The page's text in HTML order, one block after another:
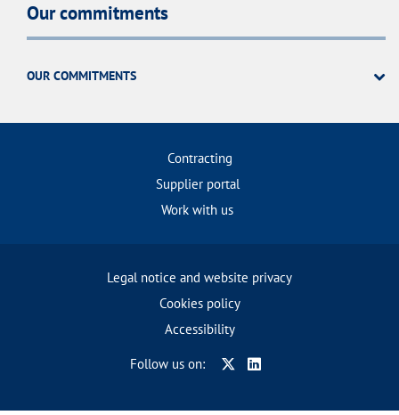
Our commitments
OUR COMMITMENTS
Contracting
Supplier portal
Work with us
Legal notice and website privacy
Cookies policy
Accessibility
Follow us on: